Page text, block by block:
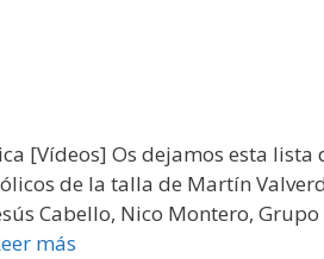
[Vídeos] Os dejamos esta lista
de la talla de Martín
Cabello, Nico Montero, Grupo
más